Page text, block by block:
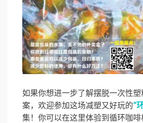
如果你想进一步了解摆脱一次性
案，欢迎参加这场减塑又好玩的“
集！你可以在这里体验到循环咖